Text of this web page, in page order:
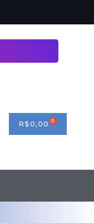
R$0,00 0 CART